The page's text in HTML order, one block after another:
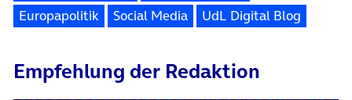
Europapolitik
Social Media UdL Digital Blog
Empfehlung der Redaktion